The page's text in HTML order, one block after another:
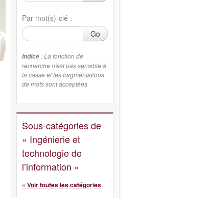
Par mot(s)-clé :
Go
Indice : La fonction de
recherche n'est pas sensible à
la casse et les fragmentations
de mots sont acceptées
Sous-catégories de
« Ingénierie et
technologie de
l’information »
« Voir toutes les catégories